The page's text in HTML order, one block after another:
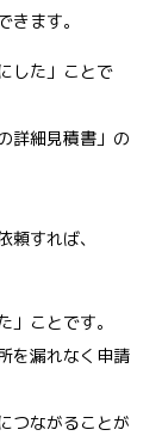
ます。
した」ことで
詳細見積書」の
頼すれば、
ことです。
を漏れなく申請
つながることが